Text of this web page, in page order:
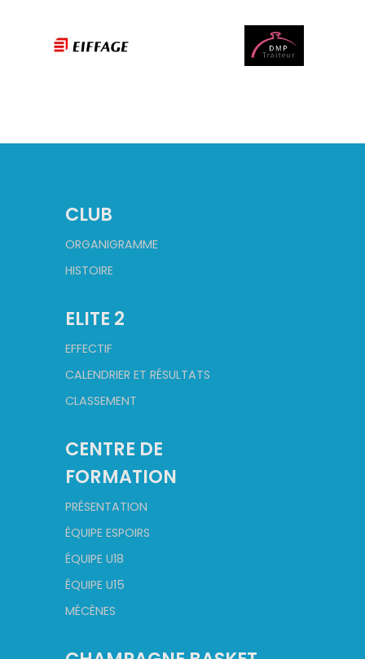
CLUB
ORGANIGRAMME
HISTOIRE
ELITE 2
EFFECTIF
CALENDRIER ET RÉSULTATS
CLASSEMENT
CENTRE DE
FORMATION
PRÉSENTATION
ÉQUIPE ESPOIRS
ÉQUIPE U18
ÉQUIPE U15
MÉCÈNES